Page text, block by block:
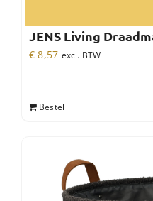
JENS Living
€ 8,57 excl. BTW
Bestel